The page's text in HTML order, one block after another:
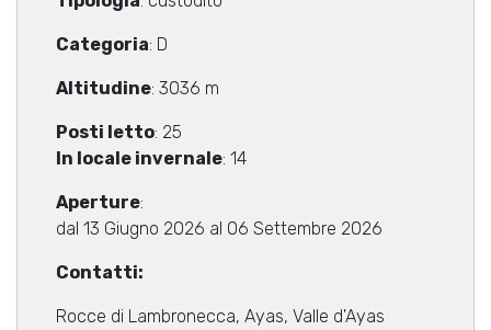
Categoria: D
Altitudine: 3036 m
Posti letto: 25
In locale invernale: 14
Aperture:
dal 13 Giugno 2026 al 06 Settembre 2026
Contatti:
Rocce di Lambronecca, Ayas, Valle d'Ayas